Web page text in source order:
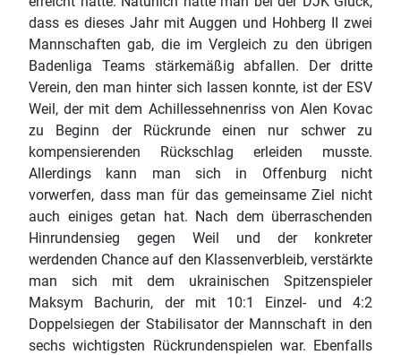
dass es dieses Jahr mit Auggen und Hohberg II zwei
Mannschaften gab, die im Vergleich zu den übrigen
Badenliga Teams stärkemäßig abfallen. Der dritte
Verein, den man hinter sich lassen konnte, ist der ESV
Weil, der mit dem Achillessehnenriss von Alen Kovac
zu Beginn der Rückrunde einen nur schwer zu
kompensierenden Rückschlag erleiden musste.
Allerdings kann man sich in Offenburg nicht
vorwerfen, dass man für das gemeinsame Ziel nicht
auch einiges getan hat. Nach dem überraschenden
Hinrundensieg gegen Weil und der konkreter
werdenden Chance auf den Klassenverbleib, verstärkte
man sich mit dem ukrainischen Spitzenspieler
Maksym Bachurin, der mit 10:1 Einzel- und 4:2
Doppelsiegen der Stabilisator der Mannschaft in den
sechs wichtigsten Rückrundenspielen war. Ebenfalls